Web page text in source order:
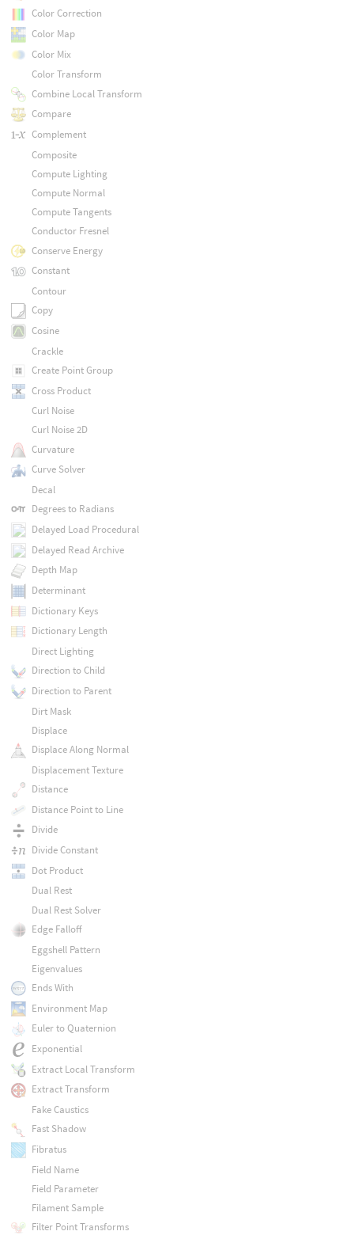
Color Correction
Color Map
Color Mix
Color Transform
Combine Local Transform
Compare
Complement
Composite
Compute Lighting
Compute Normal
Compute Tangents
Conductor Fresnel
Conserve Energy
Constant
Contour
Copy
Cosine
Crackle
Create Point Group
Cross Product
Curl Noise
Curl Noise 2D
Curvature
Curve Solver
Decal
Degrees to Radians
Delayed Load Procedural
Delayed Read Archive
Depth Map
Determinant
Dictionary Keys
Dictionary Length
Direct Lighting
Direction to Child
Direction to Parent
Dirt Mask
Displace
Displace Along Normal
Displacement Texture
Distance
Distance Point to Line
Divide
Divide Constant
Dot Product
Dual Rest
Dual Rest Solver
Edge Falloff
Eggshell Pattern
Eigenvalues
Ends With
Environment Map
Euler to Quaternion
Exponential
Extract Local Transform
Extract Transform
Fake Caustics
Fast Shadow
Fibratus
Field Name
Field Parameter
Filament Sample
Filter Point Transforms